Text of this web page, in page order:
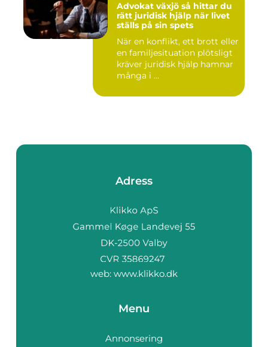
Advokat växjö så hittar du
rätt juridisk hjälp när livet
ställs på sin spets
När en konflikt, ett brott eller
en familjesituation plötsligt
kräver juridisk hjälp hamnar
många i ...
Adress
web: www.klikko.dk
Menu
Annonsering